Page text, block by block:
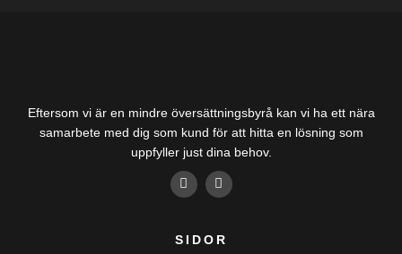
Eftersom vi är en mindre översättningsbyrå kan vi ha ett nära
samarbete med dig som kund för att hitta en lösning som
uppfyller just dina behov.
F
a
o
L
i
d
SIDOR